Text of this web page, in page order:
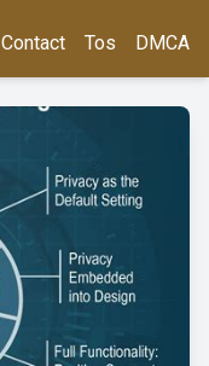
Contact Tos DMCA